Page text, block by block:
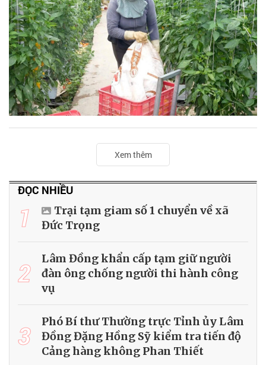
Xem thêm
ĐỌC NHIỀU
1
Trại tạm giam số 1 chuyển về xã
Đức Trọng
2
Lâm Đồng khẩn cấp tạm giữ người
đàn ông chống người thi hành công
vụ
3
Phó Bí thư Thường trực Tỉnh ủy Lâm
Đồng Đặng Hồng Sỹ kiểm tra tiến độ
Cảng hàng không Phan Thiết